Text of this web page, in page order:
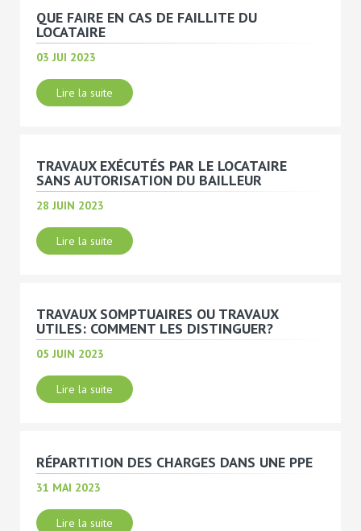
QUE FAIRE EN CAS DE FAILLITE DU
LOCATAIRE
03 JUI 2023
Lire la suite
TRAVAUX EXÉCUTÉS PAR LE LOCATAIRE
SANS AUTORISATION DU BAILLEUR
28 JUIN 2023
Lire la suite
TRAVAUX SOMPTUAIRES OU TRAVAUX
UTILES: COMMENT LES DISTINGUER?
05 JUIN 2023
Lire la suite
RÉPARTITION DES CHARGES DANS UNE PPE
31 MAI 2023
Lire la suite